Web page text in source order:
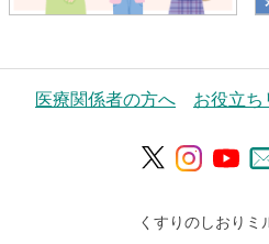
医療関係者の方へ お役立ち
くすりのしおりミ